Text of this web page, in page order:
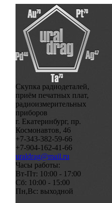
Скупка радиодеталей,
приём печатных плат,
радиоизмерительных
приборов
г. Екатеринбург, пр.
Космонавтов, 46
+7-343-382-59-66
+7-904-162-41-66
uraldrag@mail.ru
Часы работы:
Вт-Пт: 10:00 - 17:00
Сб: 10:00 - 15:00
Пн,Вс: выходной